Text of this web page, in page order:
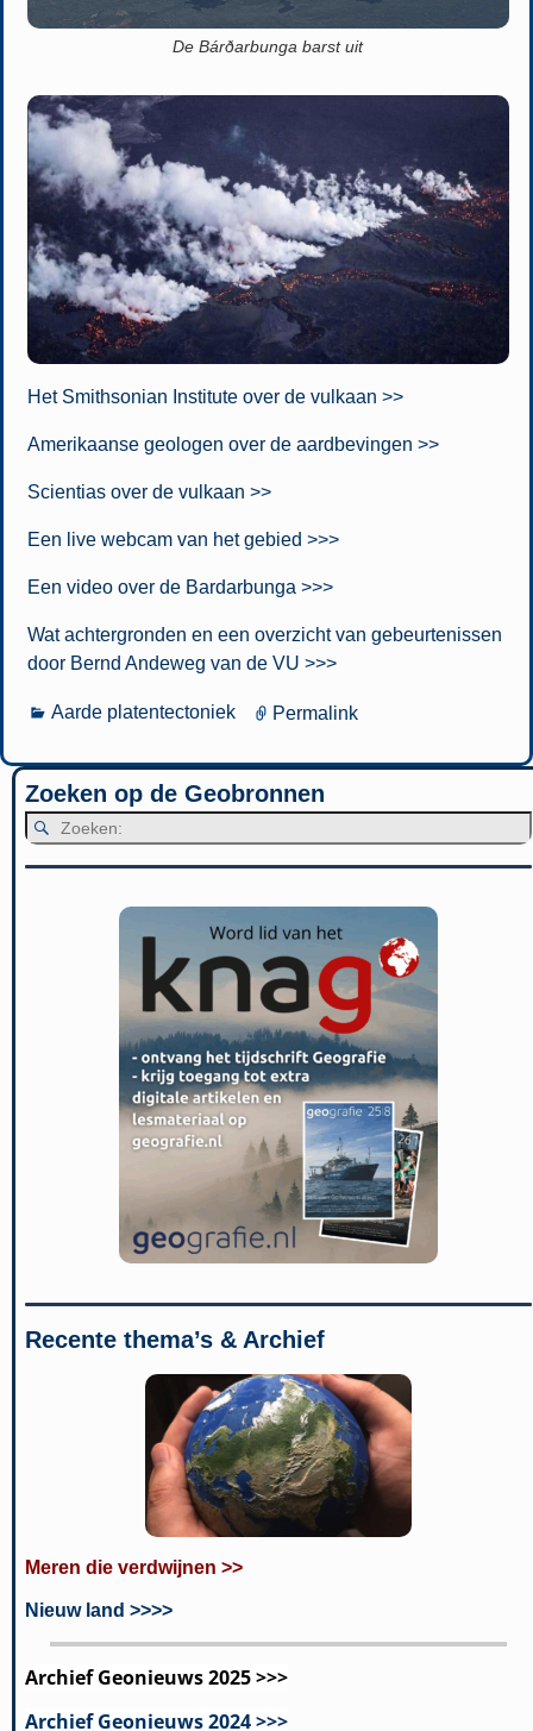
De Bárðarbunga barst uit
Het Smithsonian Institute over de vulkaan >>
Amerikaanse geologen over de aardbevingen >>
Scientias over de vulkaan >>
Een live webcam van het gebied >>>
Een video over de Bardarbunga >>>
Wat achtergronden en een overzicht van gebeurtenissen
door Bernd Andeweg van de VU >>>
Aarde platentectoniek Permalink
Zoeken op de Geobronnen
Recente thema’s & Archief
Meren die verdwijnen >>
Nieuw land >>>>
Archief Geonieuws 2025 >>>
Archief Geonieuws 2024 >>>